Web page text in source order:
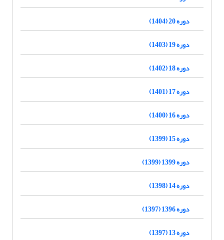
دوره 20 (1404)
دوره 19 (1403)
دوره 18 (1402)
دوره 17 (1401)
دوره 16 (1400)
دوره 15 (1399)
دوره 1399 (1399)
دوره 14 (1398)
دوره 1396 (1397)
دوره 13 (1397)